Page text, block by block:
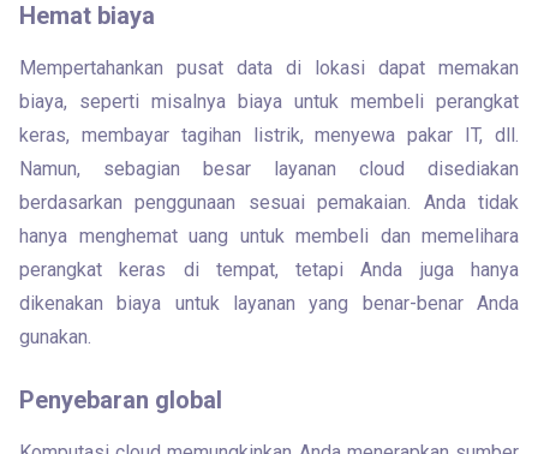
Hemat biaya
Mempertahankan pusat data di lokasi dapat memakan
biaya, seperti misalnya biaya untuk membeli perangkat
keras, membayar tagihan listrik, menyewa pakar IT, dll.
Namun, sebagian besar layanan cloud disediakan
berdasarkan penggunaan sesuai pemakaian. Anda tidak
hanya menghemat uang untuk membeli dan memelihara
perangkat keras di tempat, tetapi Anda juga hanya
dikenakan biaya untuk layanan yang benar-benar Anda
gunakan.
Penyebaran global